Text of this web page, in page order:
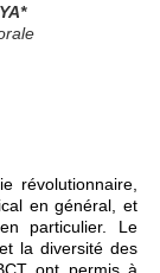
révolutionnaire,
en général, et
particulier. Le
la diversité des
ont permis à